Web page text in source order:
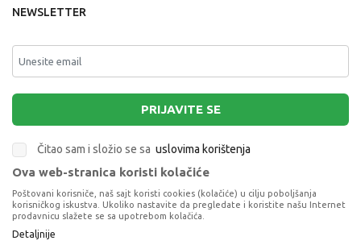
CERDA MAJICA KRATAK RUKAV SHORT
SLEEVE T-SHIRT PREMIUM SEQUINS SIN
NEWSLETTER
PRIJAVITE SE
Čitao sam i složio se sa uslovima korištenja
Terms of Serviceapply.
Ova web-stranica koristi kolačiće
Poštovani korisniče, naš sajt koristi cookies (kolačiće) u cilju poboljšanja
korisničkog iskustva. Ukoliko nastavite da pregledate i koristite našu Internet
prodavnicu slažete se sa upotrebom kolačića.
Detaljnije